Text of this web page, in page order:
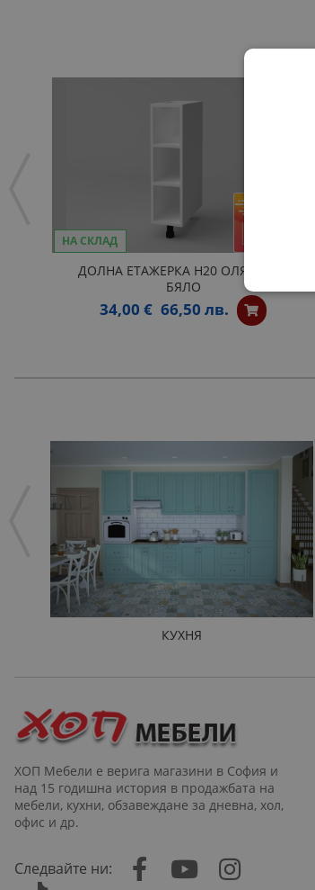
НА СКЛАД
ДОЛНА ЕТАЖЕРКА Н20 ОЛЯ NEW -
БЯЛО
34,00 € 66,50 лв.
КУХНЯ
ХОП Мебели е верига магазини в София и
над 15 годишна история в продажбата на
мебели, кухни, обзавеждане за дневна, хол,
офис и др.
Следвайте ни: